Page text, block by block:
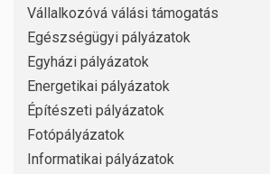
Vállalkozóvá válási támogatás
Egészségügyi pályázatok
Egyházi pályázatok
Energetikai pályázatok
Építészeti pályázatok
Fotópályázatok
Informatikai pályázatok